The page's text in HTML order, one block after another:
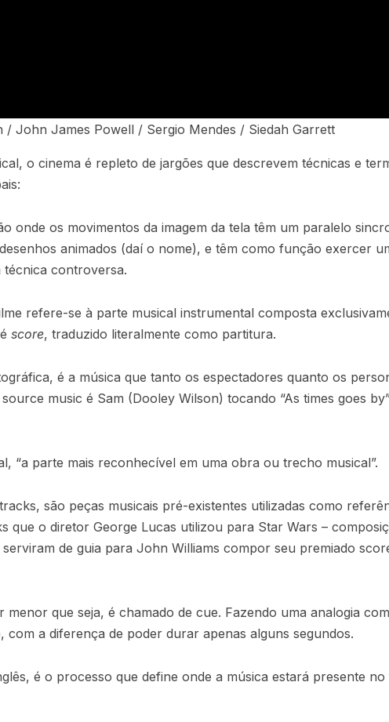
/ John James Powell / Sergio Mendes / Siedah Garrett
o cinema é repleto de jargões que descrevem técnicas e
onde os movimentos da imagem da tela têm um paralelo
animados (daí o nome), e têm como função exercer
técnica controversa.
refere-se à parte musical instrumental composta
score, traduzido literalmente como partitura.
é a música que tanto os espectadores quanto os
music é Sam (Dooley Wilson) tocando “As times goes
“a parte mais reconhecível em uma obra ou trecho musical”.
são peças musicais pré-existentes utilizadas como
que o diretor George Lucas utilizou para Star Wars –
de guia para John Williams compor seu premiado
que seja, é chamado de cue. Fazendo uma analogia
com a diferença de poder durar apenas alguns segundos.
é o processo que define onde a música estará presente no